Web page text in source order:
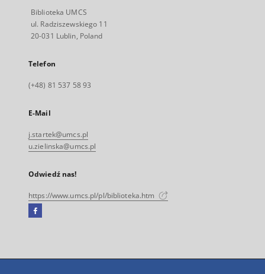
Biblioteka UMCS
ul. Radziszewskiego 11
20-031 Lublin, Poland
Telefon
(+48) 81 537 58 93
E-Mail
j.startek@umcs.pl
u.zielinska@umcs.pl
Odwiedź nas!
https://www.umcs.pl/pl/biblioteka.htm
Facebook
się